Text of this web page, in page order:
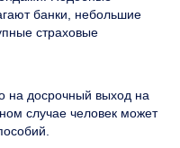
банки, небольшие
страховые
на досрочный выход на
случае человек может